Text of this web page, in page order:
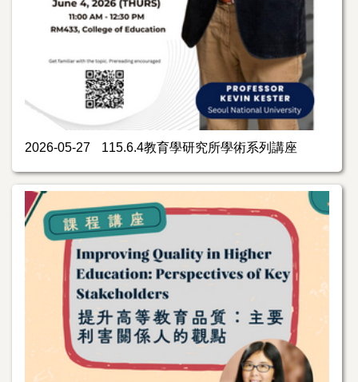
2026-05-27 115.6.4教育學研究所學術系列講座